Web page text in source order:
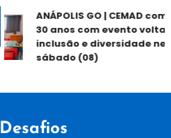
ANÁPOLIS GO | CEMAD
30 anos com evento
inclusão e diversidade
sábado (08)
Desafios